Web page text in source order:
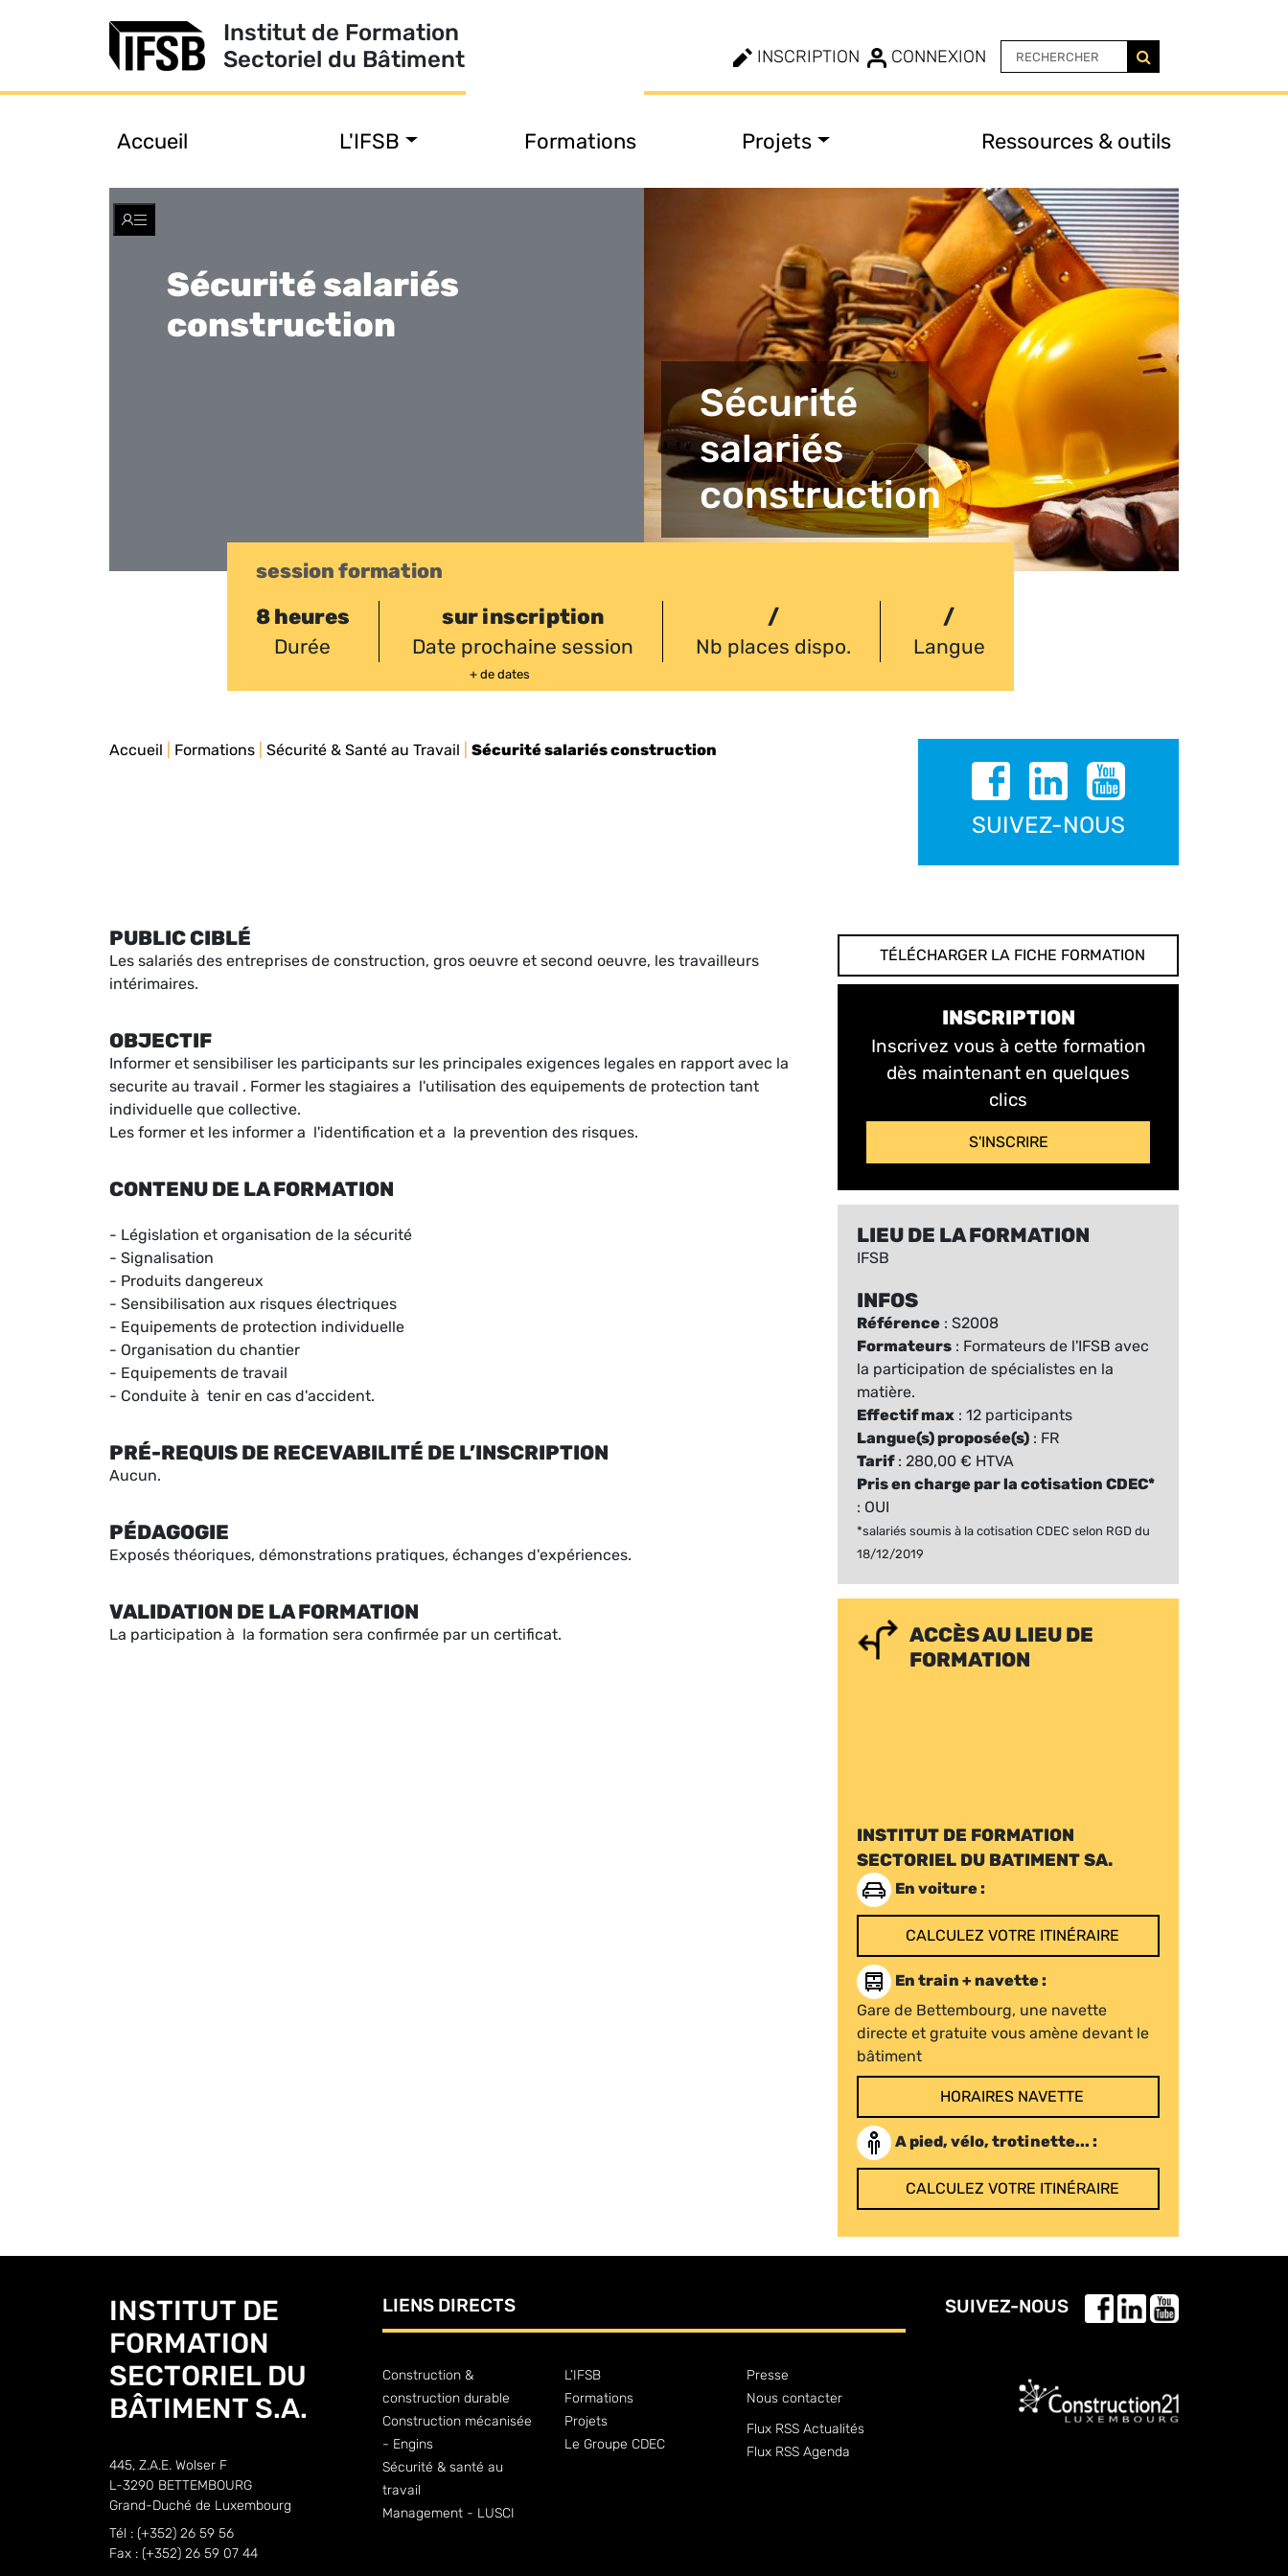
Institut de Formation
Sectoriel du Bâtiment
INSCRIPTION CONNEXION
Accueil L'IFSB Formations Projets Ressources & outils
Toggle
Sécurité salariés
construction
Sécurité
salariés
construction
session formation
8 heures
Durée
sur inscription
Date prochaine session
+ de dates
/
Nb places dispo.
/
Langue
Accueil Formations Sécurité & Santé au Travail Sécurité salariés construction
SUIVEZ-NOUS
PUBLIC CIBLÉ
Les salariés des entreprises de construction, gros oeuvre et second oeuvre, les travailleurs
intérimaires.
OBJECTIF
Informer et sensibiliser les participants sur les principales exigences legales en rapport avec la
securite au travail . Former les stagiaires a l'utilisation des equipements de protection tant
individuelle que collective.
Les former et les informer a l'identification et a la prevention des risques.
CONTENU DE LA FORMATION
- Législation et organisation de la sécurité
- Signalisation
- Produits dangereux
- Sensibilisation aux risques électriques
- Equipements de protection individuelle
- Organisation du chantier
- Equipements de travail
- Conduite à tenir en cas d'accident.
PRÉ-REQUIS DE RECEVABILITÉ DE L’INSCRIPTION
Aucun.
PÉDAGOGIE
Exposés théoriques, démonstrations pratiques, échanges d'expériences.
VALIDATION DE LA FORMATION
La participation à la formation sera confirmée par un certificat.
TÉLÉCHARGER LA FICHE FORMATION
INSCRIPTION
Inscrivez vous à cette formation
dès maintenant en quelques
clics
S'INSCRIRE
LIEU DE LA FORMATION
IFSB
INFOS
Référence : S2008
Formateurs : Formateurs de l'IFSB avec
la participation de spécialistes en la
matière.
Effectif max : 12 participants
Langue(s) proposée(s) : FR
Tarif: 280,00 € HTVA
Pris en charge par la cotisation CDEC*
: OUI
*salariés soumis à la cotisation CDEC selon RGD du
18/12/2019
ACCÈS AU LIEU DE
FORMATION
INSTITUT DE FORMATION
SECTORIEL DU BATIMENT SA.
En voiture :
CALCULEZ VOTRE ITINÉRAIRE
En train + navette :
Gare de Bettembourg, une navette
directe et gratuite vous amène devant le
bâtiment
HORAIRES NAVETTE
A pied, vélo, trotinette... :
CALCULEZ VOTRE ITINÉRAIRE
INSTITUT DE
FORMATION
SECTORIEL DU
BÂTIMENT S.A.
445, Z.A.E. Wolser F
L-3290 BETTEMBOURG
Grand-Duché de Luxembourg
Tél : (+352) 26 59 56
Fax : (+352) 26 59 07 44
LIENS DIRECTS
Construction &
construction durable
Construction mécanisée
- Engins
Sécurité & santé au
travail
Management - LUSCI
L’IFSB
Formations
Projets
Le Groupe CDEC
Presse
Nous contacter
Flux RSS Actualités
Flux RSS Agenda
SUIVEZ-NOUS